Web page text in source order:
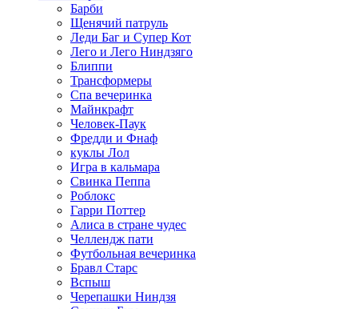
Барби
Щенячий патруль
Леди Баг и Супер Кот
Лего и Лего Ниндзяго
Блиппи
Трансформеры
Спа вечеринка
Майнкрафт
Человек-Паук
Фредди и Фнаф
куклы Лол
Игра в кальмара
Свинка Пеппа
Роблокс
Гарри Поттер
Алиса в стране чудес
Челлендж пати
Футбольная вечеринка
Бравл Старс
Вспыш
Черепашки Ниндзя